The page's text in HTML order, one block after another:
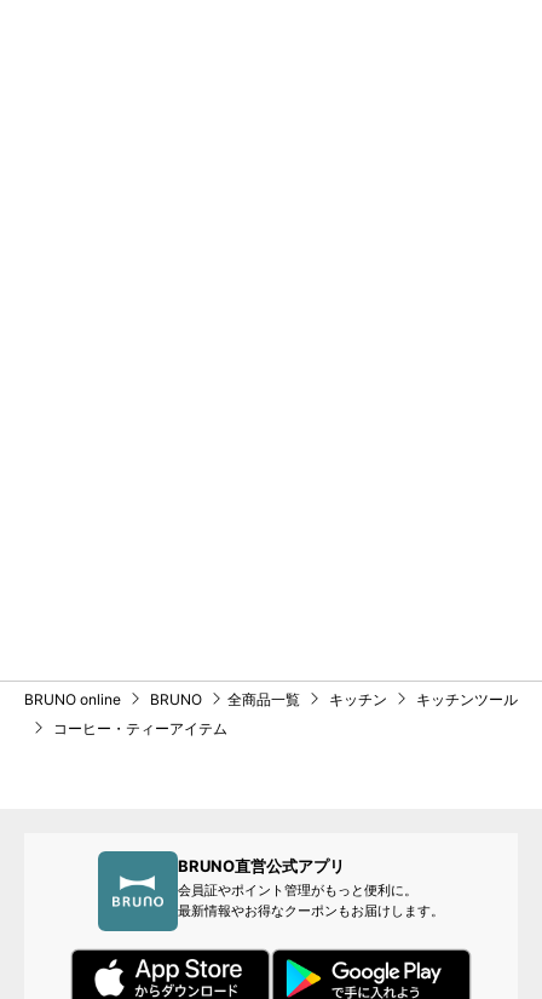
BRUNO online BRUNO 全商品一覧 キッチン
キッチンツール
コーヒー・ティーアイテム
BRUNO直営公式アプリ
会員証やポイント管理がもっと便利に。
最新情報やお得なクーポンもお届けします。